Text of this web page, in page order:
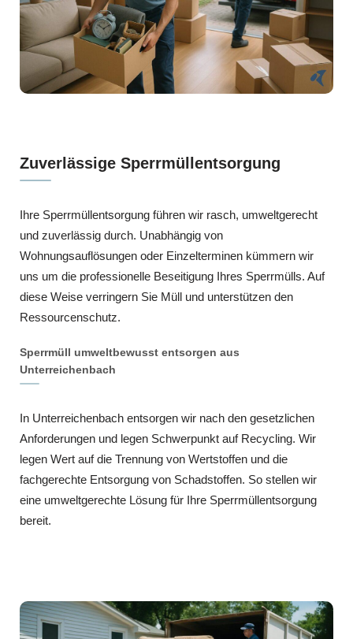
Zuverlässige Sperrmüllentsorgung
Ihre Sperrmüllentsorgung führen wir rasch, umweltgerecht
und zuverlässig durch. Unabhängig von
Wohnungsauflösungen oder Einzelterminen kümmern wir
uns um die professionelle Beseitigung Ihres Sperrmülls. Auf
diese Weise verringern Sie Müll und unterstützen den
Ressourcenschutz.
Sperrmüll umweltbewusst entsorgen aus
Unterreichenbach
In Unterreichenbach entsorgen wir nach den gesetzlichen
Anforderungen und legen Schwerpunkt auf Recycling. Wir
legen Wert auf die Trennung von Wertstoffen und die
fachgerechte Entsorgung von Schadstoffen. So stellen wir
eine umweltgerechte Lösung für Ihre Sperrmüllentsorgung
bereit.